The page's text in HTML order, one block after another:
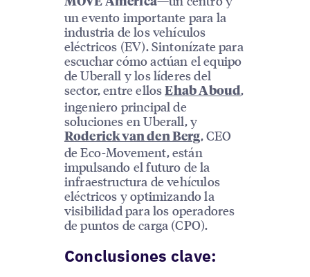
un evento importante para la
industria de los vehículos
eléctricos (EV). Sintonízate para
escuchar cómo actúan el equipo
de Uberall y los líderes del
sector, entre ellosEhab Aboud,
ingeniero principal de
soluciones en Uberall, y
Roderick van den Berg, CEO
de Eco-Movement, están
impulsando el futuro de la
infraestructura de vehículos
eléctricos y optimizando la
visibilidad para los operadores
de puntos de carga (CPO).
Conclusiones clave: